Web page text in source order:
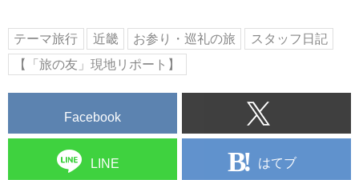
テーマ旅行 近畿 お参り・巡礼の旅
スタッフ日記
【「旅の友」現地リポート】
Facebook
LINE はてブ